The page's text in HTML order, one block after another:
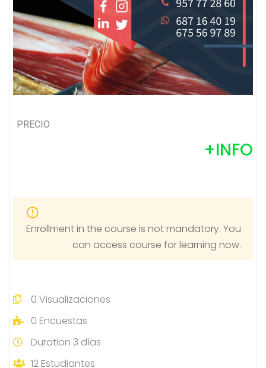
PRECIO
+INFO
Enrollment in the course is not mandatory. You
can access course for learning now.
0 Visualizaciones
0 Encuestas
Duration 3 días
12 Estudiantes